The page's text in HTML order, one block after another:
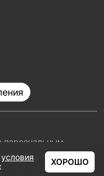
КАЛЬКУЛЯТОР
условия
ХОРОШО
персональным